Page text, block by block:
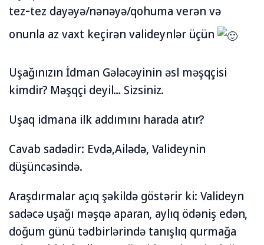
tez-tez dayəyə/nənəyə/qohuma verən və
onunla az vaxt keçirən valideynlər üçün
Uşağınızın İdman Gələcəyinin əsl məşqçisi
kimdir? Məşqçi deyil… Sizsiniz.
Uşaq idmana ilk addımını harada atır?
Cavab sadədir: Evdə,Ailədə, Valideynin
düşüncəsində.
Araşdırmalar açıq şəkildə göstərir ki: Valideyn
sadəcə uşağı məşqə aparan, aylıq ödəniş edən,
doğum günü tədbirlərində tanışlıq qurmağa